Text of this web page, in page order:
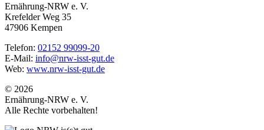
Ernährung-NRW e. V.
Krefelder Weg 35
47906 Kempen
Telefon: 02152 99099-20
E-Mail: info@nrw-isst-gut.de
Web: www.nrw-isst-gut.de
© 2026
Ernährung-NRW e. V.
Alle Rechte vorbehalten!